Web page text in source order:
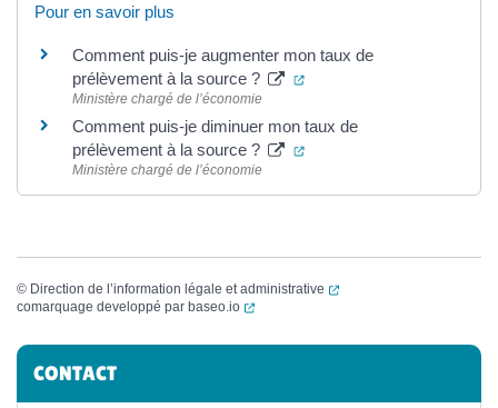
Pour en savoir plus
Comment puis-je augmenter mon taux de
prélèvement à la source ?
(ouverture dans un nouvel
Ministère chargé de l’économie
Comment puis-je diminuer mon taux de
prélèvement à la source ?
(ouverture dans un nouvel
Ministère chargé de l’économie
© Direction de l’information légale et administrative
(ouverture dans un
comarquage developpé par baseo.io (ouverture dans un nouvel onglet)
Informations complémentaires
CONTACT